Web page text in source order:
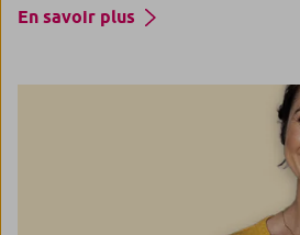
En savoir plus